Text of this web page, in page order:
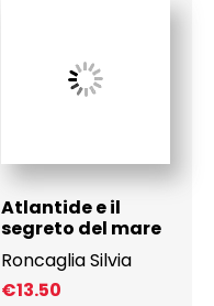
Atlantide e il
segreto del mare
Roncaglia Silvia
€13.50